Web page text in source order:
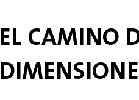
EL CAMINO